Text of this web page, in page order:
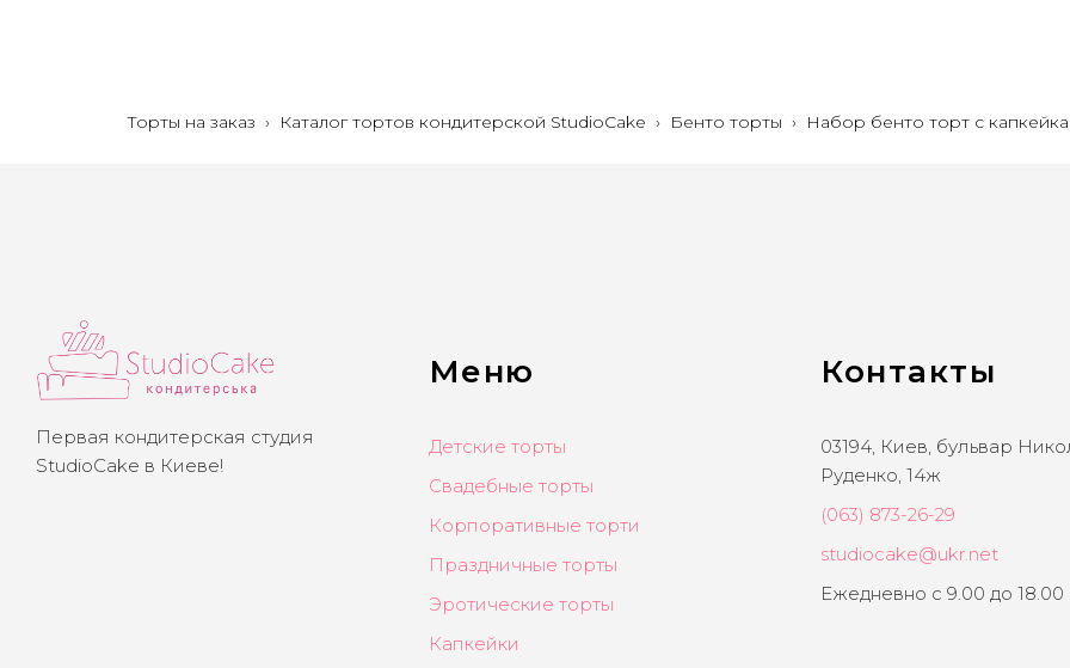
Торты на заказ › Каталог тортов кондитерской StudioCake › Бенто торты › Набор бенто торт с
Первая кондитерская студия
StudioCake в Киеве!
Меню
Детские торты
Свадебные торты
Корпоративные торти
Праздничные торты
Эротические торты
Капкейки
Контакты
03194, Киев, бульвар
Руденко, 14ж
(063) 873-26-29
studiocake@ukr.net
Ежедневно с 9.00 до 18.00